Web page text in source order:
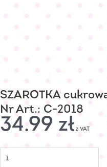
SZAROTKA
Nr Art.: C-2018
34.99 zł z VAT